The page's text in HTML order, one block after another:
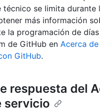
técnico se limita durante
más información
la programación de
de GitHub en Acerca de
GitHub.
respuesta del
servicio